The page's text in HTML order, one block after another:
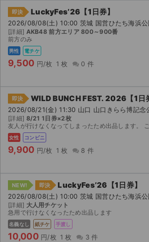
即決 LuckyFes’26【1日券】
2026/08/08(土) 10:00 茨城 国営ひたち海浜公
[詳細] AKB48 前方エリア 800～900番
前方のみ
男性 電チケ
9,500 円/枚 1 枚 0 件
即決 WILD BUNCH FEST. 2026【1日
2026/08/21(金) 11:30 山口 山口きらら博記念
[詳細] 8/21 1日券×2枚
友人が行けなくなってしまったため出品します。 ご購入後、発券番号をお送りするのでコ
女性 コンビニ
9,900 円/枚 1 枚 8 件
NEW! 即決 LuckyFes’26【1日券】
2026/08/08(土) 10:00 茨城 国営ひたち海浜公
[詳細] 大人用チケット
急用で行けなくなったため出品します
名義なし 紙チケ 手渡し
10,000 円/枚 1 枚 3 件